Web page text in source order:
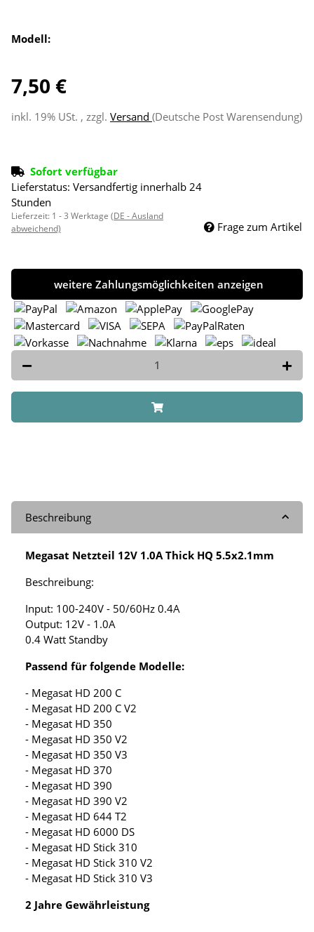
Modell:
7,50 €
inkl. 19% USt. , zzgl. Versand (Deutsche Post Warensendung)
Sofort verfügbar
Lieferstatus: Versandfertig innerhalb 24
Stunden
Lieferzeit: 1 - 3 Werktage (DE - Ausland
abweichend)
Frage zum Artikel
weitere Zahlungsmöglichkeiten anzeigen
Beschreibung
Megasat Netzteil 12V 1.0A Thick HQ 5.5x2.1mm
Beschreibung:
Input: 100-240V - 50/60Hz 0.4A
Output: 12V - 1.0A
0.4 Watt Standby
Passend für folgende Modelle:
- Megasat HD 200 C
- Megasat HD 200 C V2
- Megasat HD 350
- Megasat HD 350 V2
- Megasat HD 350 V3
- Megasat HD 370
- Megasat HD 390
- Megasat HD 390 V2
- Megasat HD 644 T2
- Megasat HD 6000 DS
- Megasat HD Stick 310
- Megasat HD Stick 310 V2
- Megasat HD Stick 310 V3
2 Jahre Gewährleistung